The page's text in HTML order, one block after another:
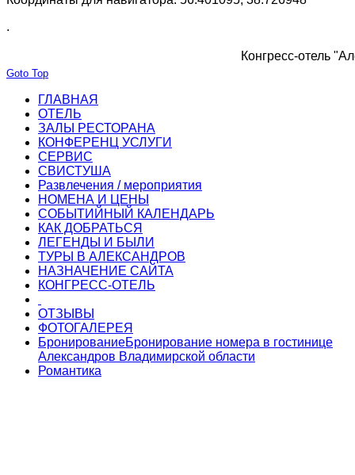
.
Конгресс-отель
Goto Top
ГЛАВНАЯ
ОТЕЛЬ
ЗАЛЫ РЕСТОРАНА
КОНФЕРЕНЦ УСЛУГИ
СЕРВИС
СВИСТУША
Развлечения / мероприятия
НОМЕНА И ЦЕНЫ
СОБЫТИЙНЫЙ КАЛЕНДАРЬ
КАК ДОБРАТЬСЯ
ЛЕГЕНДЫ И БЫЛИ
ТУРЫ В АЛЕКСАНДРОВ
НАЗНАЧЕНИЕ САЙТА
КОНГРЕСС-ОТЕЛЬ
ОТЗЫВЫ
ФОТОГАЛЕРЕЯ
БронированиеБронирование номера в гостинице
Александров Владимирской области
Романтика